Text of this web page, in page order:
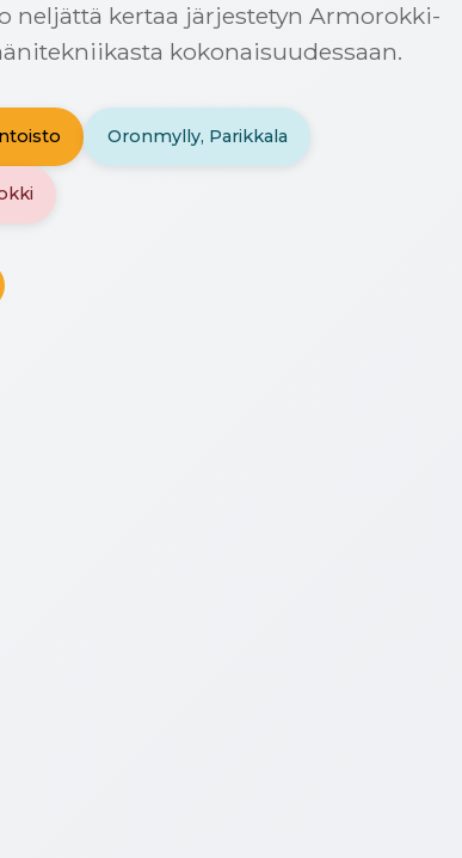
neljättä kertaa järjestetyn Armorokki-
kokonaisuudessaan.
Oronmylly, Parikkala